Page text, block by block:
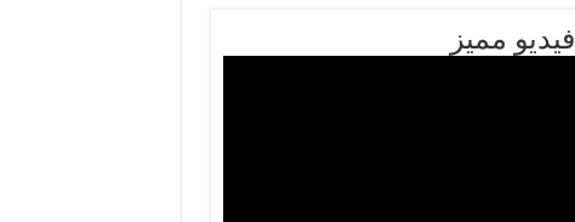
فيديو مميز